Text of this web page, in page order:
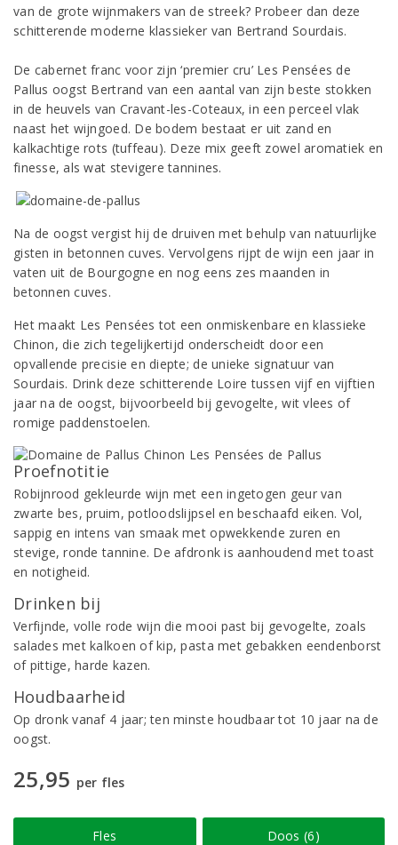
van de grote wijnmakers van de streek? Probeer dan deze
schitterende moderne klassieker van Bertrand Sourdais.
De cabernet franc voor zijn ‘premier cru’ Les Pensées de
Pallus oogst Bertrand van een aantal van zijn beste stokken
in de heuvels van Cravant-les-Coteaux, in een perceel vlak
naast het wijngoed. De bodem bestaat er uit zand en
kalkachtige rots (tuffeau). Deze mix geeft zowel aromatiek en
finesse, als wat stevigere tannines.
Na de oogst vergist hij de druiven met behulp van natuurlijke
gisten in betonnen cuves. Vervolgens rijpt de wijn een jaar in
vaten uit de Bourgogne en nog eens zes maanden in
betonnen cuves.
Het maakt Les Pensées tot een onmiskenbare en klassieke
Chinon, die zich tegelijkertijd onderscheidt door een
opvallende precisie en diepte; de unieke signatuur van
Sourdais. Drink deze schitterende Loire tussen vijf en vijftien
jaar na de oogst, bijvoorbeeld bij gevogelte, wit vlees of
romige paddenstoelen.
Proefnotitie
Robijnrood gekleurde wijn met een ingetogen geur van
zwarte bes, pruim, potloodslijpsel en beschaafd eiken. Vol,
sappig en intens van smaak met opwekkende zuren en
stevige, ronde tannine. De afdronk is aanhoudend met toast
en notigheid.
Drinken bij
Verfijnde, volle rode wijn die mooi past bij gevogelte, zoals
salades met kalkoen of kip, pasta met gebakken eendenborst
of pittige, harde kazen.
Houdbaarheid
Op dronk vanaf 4 jaar; ten minste houdbaar tot 10 jaar na de
oogst.
25,95 per fles
Fles Doos (6)